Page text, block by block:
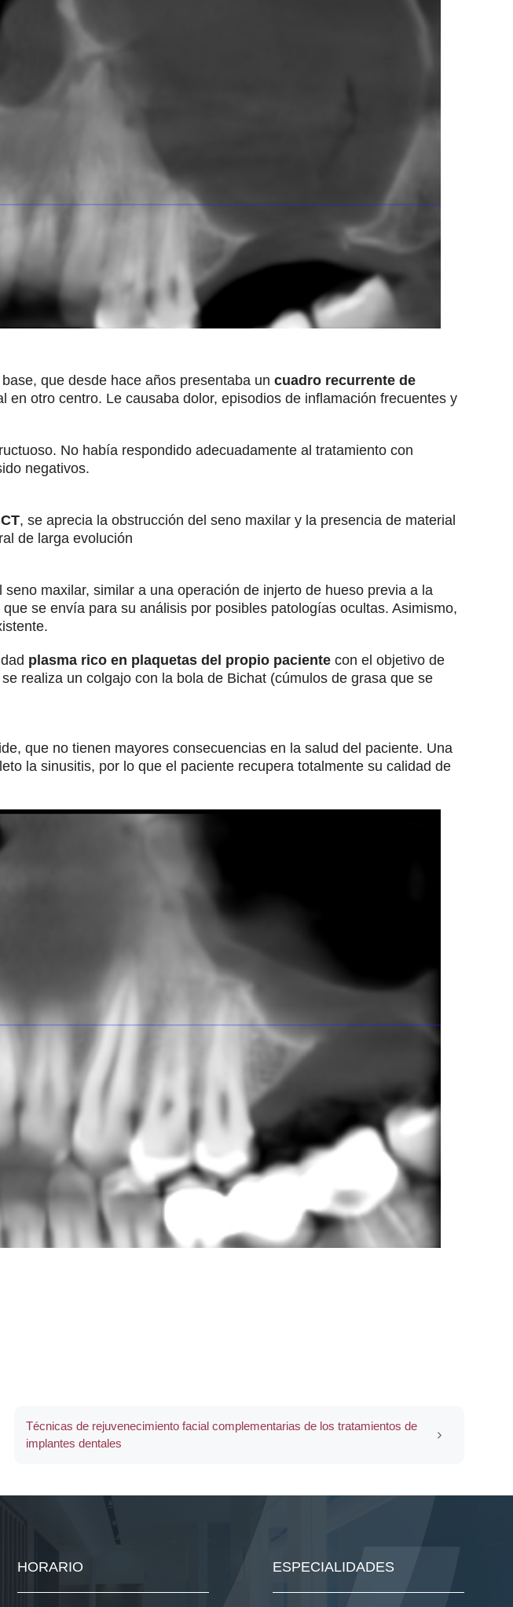
que desde hace años presentaba un cuadro recurrente de
en otro centro. Le causaba dolor, episodios de inflamación frecuentes y
No había respondido adecuadamente al tratamiento con
negativos.
, se aprecia la obstrucción del seno maxilar y la presencia de material
de larga evolución
maxilar, similar a una operación de injerto de hueso previa a la
que se envía para su análisis por posibles patologías ocultas. Asimismo,
plasma rico en plaquetas del propio paciente con el objetivo de
realiza un colgajo con la bola de Bichat (cúmulos de grasa que se
que no tienen mayores consecuencias en la salud del paciente. Una
la sinusitis, por lo que el paciente recupera totalmente su calidad de
Técnicas de rejuvenecimiento facial complementarias de los tratamientos de
implantes dentales
HORARIO ESPECIALIDADES